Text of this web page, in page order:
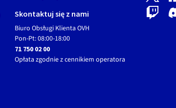
Skontaktuj się z nami
Biuro Obsługi Klienta OVH
Pon-Pt: 08:00-18:00
71 750 02 00
Opłata zgodnie z cennikiem operatora